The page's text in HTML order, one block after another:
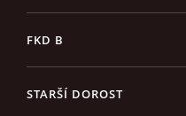
FKD B
STARŠÍ DOROST